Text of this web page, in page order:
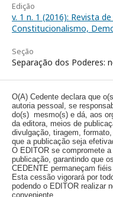
Edição
v. 1 n. 1 (2016): Revista
Constitucionalismo,
Seção
Separação dos Poderes:
O(A) Cedente declara que
autoria pessoal, se
do(s) mesmo(s) e dá, aos
da editora, meios de
divulgação, tiragem,
que a publicação seja
O EDITOR se compromete
publicação, garantindo que
CEDENTE permaneçam
Esta cessão vigorará por
podendo o EDITOR realizar
conveniente.